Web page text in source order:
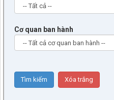
Cơ quan ban hành